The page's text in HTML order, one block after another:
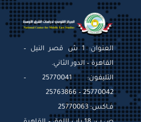
العنوان: 1 ش قصر النيل –
القاهرة – الدور الثاني.
التليفون: 25770041 –
25770042 – 25763866
فـاكس: 25770063